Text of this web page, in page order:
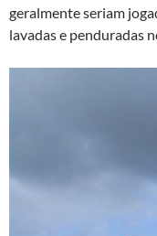
geralmente seriam
lavadas e penduradas